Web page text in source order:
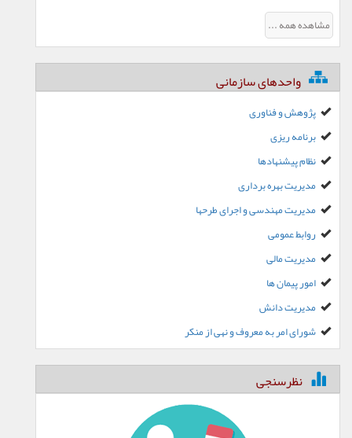
مشاهده همه ...
واحدهای سازمانی
پژوهش و فناوری
برنامه ریزی
نظام پیشنهادها
مدیریت بهره برداری
مدیریت مهندسی و اجرای طرحها
روابط عمومی
مدیریت مالی
امور پیمان ها
مدیریت دانش
شورای امر به معروف و نهی از منکر
نظرسنجی